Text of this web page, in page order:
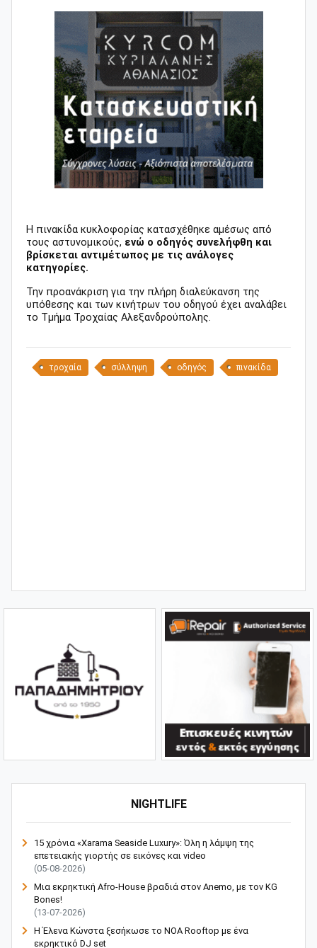
NIGHTLIFE
15 χρόνια «Xarama Seaside Luxury»: Όλη η λάμψη της
επετειακής γιορτής σε εικόνες και video
(05-08-2026)
Μια εκρηκτική Afro-House βραδιά στον Anemo, με τον KG
Bones!
(13-07-2026)
Η Έλενα Κώνστα ξεσήκωσε το NOA Rooftop με ένα
εκρηκτικό DJ set
Η πινακίδα κυκλοφορίας κατασχέθηκε αμέσως από
τους αστυνομικούς, ενώ ο οδηγός συνελήφθη και
βρίσκεται αντιμέτωπος με τις ανάλογες
κατηγορίες.
Την προανάκριση για την πλήρη διαλεύκανση της
υπόθεσης και των κινήτρων του οδηγού έχει αναλάβει
το Τμήμα Τροχαίας Αλεξανδρούπολης.
τροχαία σύλληψη οδηγός πινακίδα